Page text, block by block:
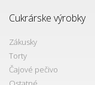
Cukrárske výrobky
Zákusky
Torty
Čajové pečivo